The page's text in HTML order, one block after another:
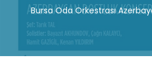
Bursa Oda Orkestrası